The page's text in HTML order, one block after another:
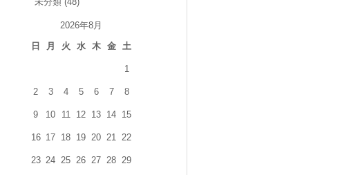
2026年8月
日
月 火 水 木 金 土
1
2 3 4 5 6 7 8
9 10 11 12 13 14 15
16 17 18 19 20 21 22
23 24 25 26 27 28 29